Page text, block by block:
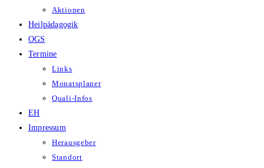
Aktionen
Heilpädagogik
OGS
Termine
Links
Monatsplaner
Quali-Infos
EH
Impressum
Herausgeber
Standort